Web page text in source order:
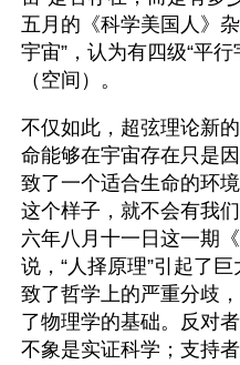
五月的《科学美国人》
宇宙”，认为有四级“平
（空间）。
不仅如此，超弦理论新
命能够在宇宙存在只是
致了一个适合生命的环
这个样子，就不会有我
六年八月十一日这一期
说，“人择原理”引起了
致了哲学上的严重分歧
了物理学的基础。反对
不象是实证科学；支持